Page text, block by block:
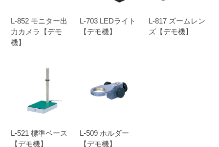
L-852 モニター出
力カメラ【デモ
機】
L-703 LEDライト
【デモ機】
L-817 ズームレン
ズ【デモ機】
L-521 標準ベース
【デモ機】
L-509 ホルダー
【デモ機】